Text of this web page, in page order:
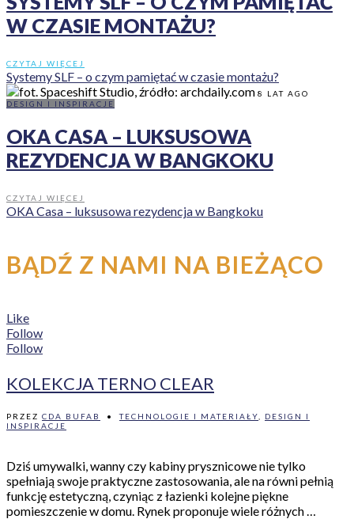
W CZASIE MONTAŻU?
CZYTAJ WIĘCEJ
Systemy SLF – o czym pamiętać w czasie montażu?
8 LAT AGO
DESIGN I INSPIRACJE
OKA CASA – LUKSUSOWA
REZYDENCJA W BANGKOKU
CZYTAJ WIĘCEJ
OKA Casa – luksusowa rezydencja w Bangkoku
BĄDŹ Z NAMI NA BIEŻĄCO
Like
Follow
Follow
KOLEKCJA TERNO CLEAR
PRZEZ CDA BUFAB • TECHNOLOGIE I MATERIAŁY
DESIGN I
INSPIRACJE
Dziś umywalki, wanny czy kabiny prysznicowe nie tylko
spełniają swoje praktyczne zastosowania, ale na równi pełnią
funkcję estetyczną, czyniąc z łazienki kolejne piękne
pomieszczenie w domu. Rynek proponuje wiele różnych …